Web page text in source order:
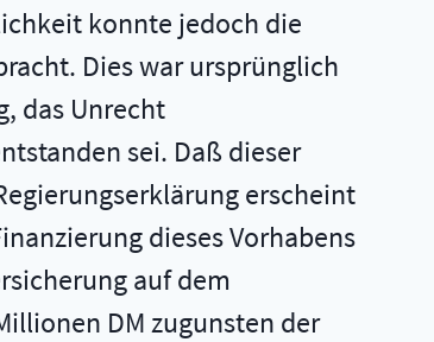
konnte jedoch die
Dies war ursprünglich
das Unrecht
sei. Daß dieser
erscheint
dieses Vorhabens
auf dem
DM zugunsten der